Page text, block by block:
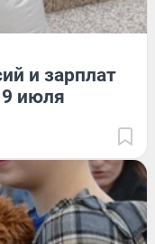
и зарплат
9 июля